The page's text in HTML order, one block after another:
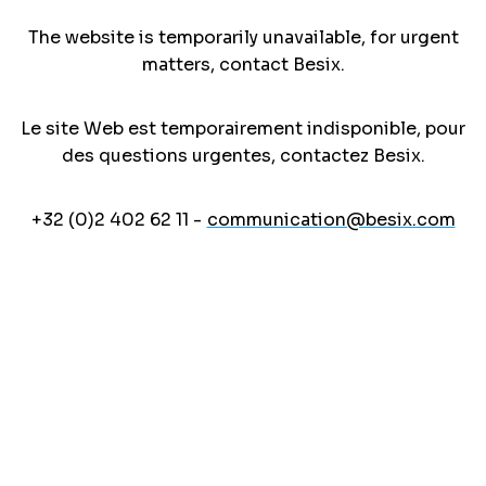
The website is temporarily unavailable, for urgent
matters, contact Besix.
Le site Web est temporairement indisponible, pour
des questions urgentes, contactez Besix.
+32 (0)2 402 62 11 - communication@besix.com